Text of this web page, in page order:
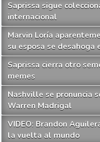
Saprissa sigue
internacional
Marvin Loría
su esposa se desahoga
Saprissa cierra otro
memes
Nashville se pronuncia
Warren Madrigal
VIDEO: Brandon
la vuelta al mundo